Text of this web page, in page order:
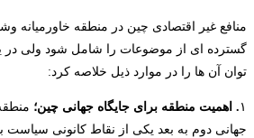
منافع غیر اقتصادی چین در منطقه خاورمیانه
گسترده ­ای از موضوعات را شامل شود ولی
توان آن­ ها را در موارد ذیل خلاصه کرد:
۱ . اهمیت منطقه برای جایگاه جهانی چین؛
جهانی دوم به بعد یکی از نقاط کانونی سیاست­